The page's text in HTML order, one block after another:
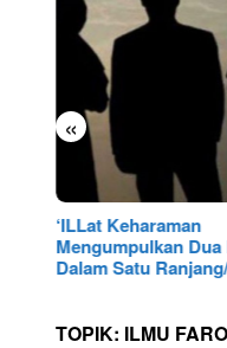
«
‘ILLat Keharaman
Mengumpulkan
Dalam Satu
TOPIK: ILMU